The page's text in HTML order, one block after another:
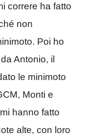
correre ha fatto
non
Poi ho
Antonio, il
le minimoto
Monti e
hanno fatto
alte, con loro